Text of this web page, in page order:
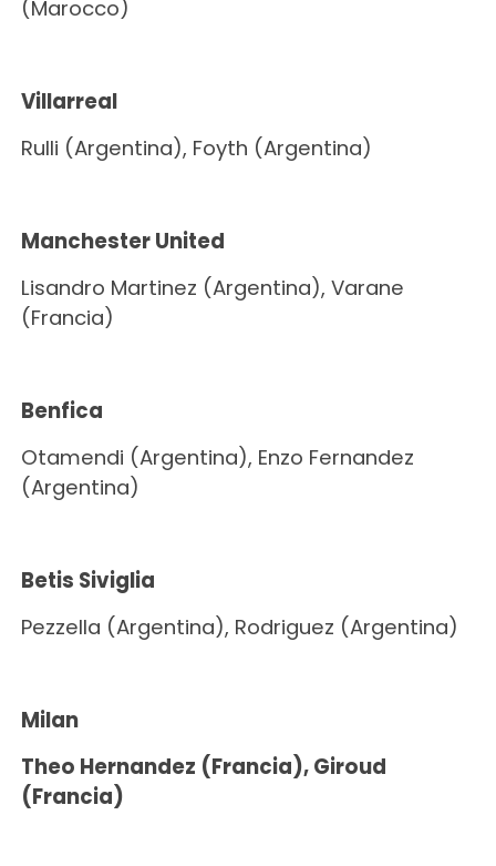
(Marocco)
Villarreal
Rulli (Argentina), Foyth (Argentina)
Manchester United
Lisandro Martinez (Argentina), Varane
(Francia)
Benfica
Otamendi (Argentina), Enzo Fernandez
(Argentina)
Betis Siviglia
Pezzella (Argentina), Rodriguez (Argentina)
Milan
Theo Hernandez (Francia), Giroud
(Francia)